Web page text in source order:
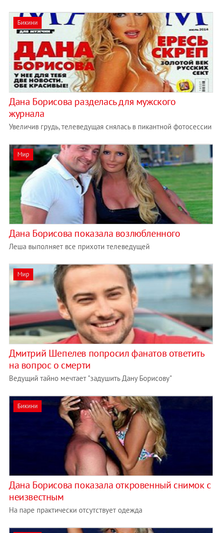
Бикини
Дана Борисова разделась для мужского
журнала
Увеличив грудь, телеведущая снялась в пикантной фотосессии
Мир
​Дана Борисова показала возлюбленного
Леша выполняет все прихоти телеведущей
Мир
Дмитрий Шепелев попросил фанатов ответить
на вопрос о смерти
Ведущий тайно мечтает "задушить Дану Борисову"
Бикини
Дана Борисова показала откровенный снимок с
неизвестным
На паре практически отсутствует одежда